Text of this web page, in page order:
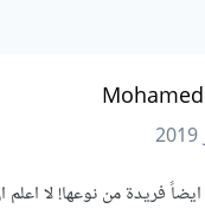
فريدة من نوعها! لا